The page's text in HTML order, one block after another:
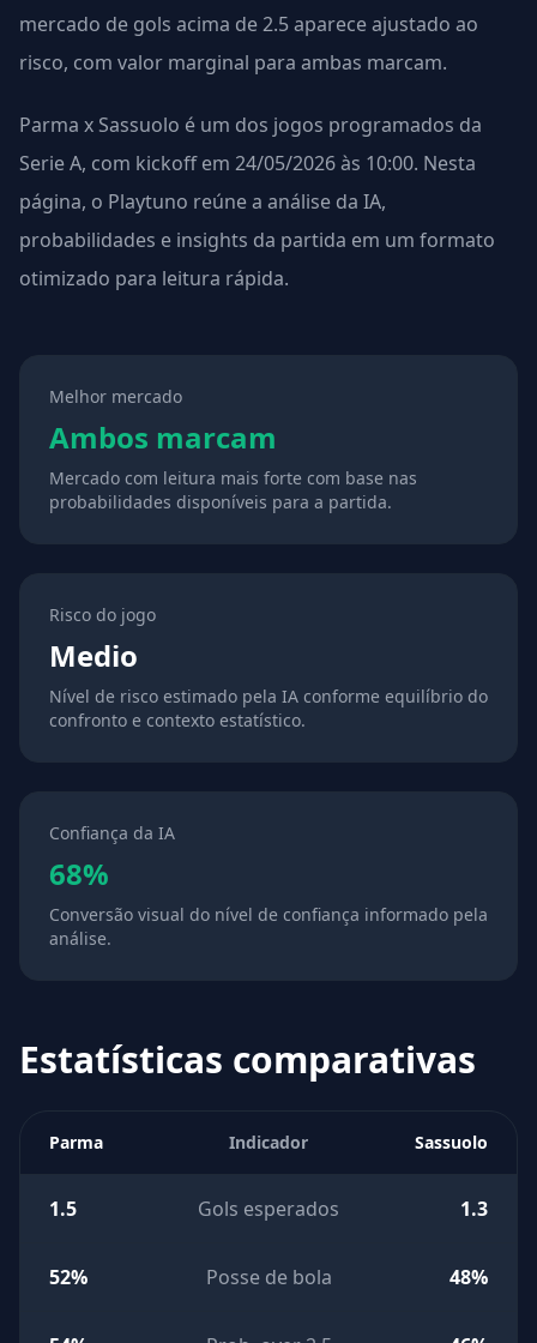
mercado de gols acima de 2.5 aparece ajustado ao
risco, com valor marginal para ambas marcam.
Parma x Sassuolo é um dos jogos programados da
Serie A, com kickoff em 24/05/2026 às 10:00. Nesta
página, o Playtuno reúne a análise da IA,
probabilidades e insights da partida em um formato
otimizado para leitura rápida.
Melhor mercado
Ambos marcam
Mercado com leitura mais forte com base nas
probabilidades disponíveis para a partida.
Risco do jogo
Medio
Nível de risco estimado pela IA conforme equilíbrio do
confronto e contexto estatístico.
Confiança da IA
68%
Conversão visual do nível de confiança informado pela
análise.
Estatísticas comparativas
Parma Indicador Sassuolo
1.5 Gols esperados 1.3
52% Posse de bola 48%